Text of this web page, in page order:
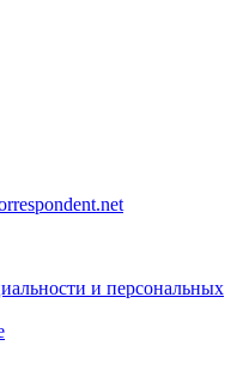
и персональных